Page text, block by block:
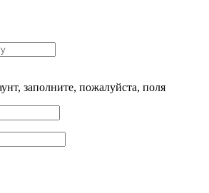
заполните, пожалуйста, поля